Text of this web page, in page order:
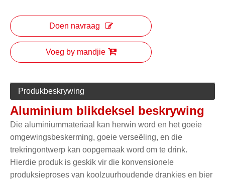
Doen navraag
Voeg by mandjie
Produkbeskrywing
Aluminium blikdeksel beskrywing
Die aluminiummateriaal kan herwin word en het goeie
omgewingsbeskerming, goeie verseëling, en die
trekringontwerp kan oopgemaak word om te drink.
Hierdie produk is geskik vir die konvensionele
produksieproses van koolzuurhoudende drankies en bier